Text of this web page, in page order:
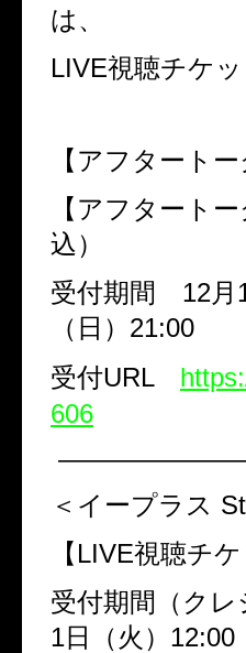
は、
LIVE視聴チケッ
【アフタートー
【アフタート
込）
受付期間 12月
（日） 21:00
受付URL
606
＜イープラス
【 LIVE視聴チ
受付期間（ク
1日（火） 12:00